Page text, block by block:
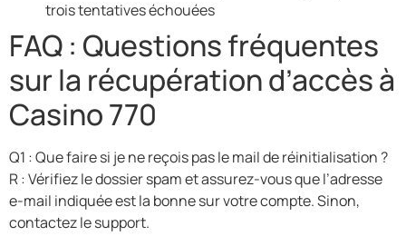
trois tentatives échouées
FAQ : Questions fréquentes
sur la récupération d’accès à
Casino 770
Q1 : Que faire si je ne reçois pas le mail de réinitialisation ?
R : Vérifiez le dossier spam et assurez-vous que l’adresse
e-mail indiquée est la bonne sur votre compte. Sinon,
contactez le support.